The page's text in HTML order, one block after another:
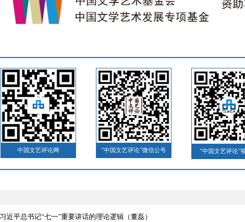
中国文艺评论网 “中国文艺评论”微信公号 “中国文艺评论”
近平总书记“七一”重要讲话的理论逻辑（董磊）